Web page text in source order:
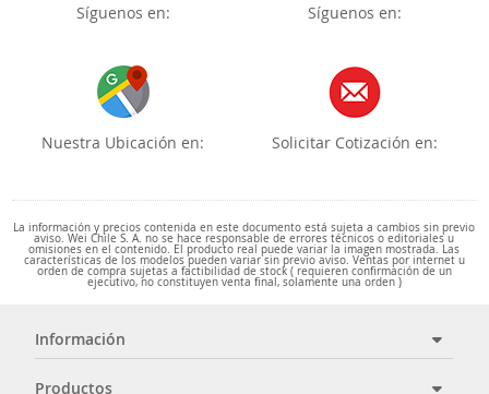
Síguenos en: Síguenos en:
Nuestra Ubicación en: Solicitar Cotización en:
La información y precios contenida en este documento está sujeta a cambios sin previo
aviso. Wei Chile S. A. no se hace responsable de errores técnicos o editoriales u
omisiones en el contenido. El producto real puede variar la imagen mostrada. Las
características de los modelos pueden variar sin previo aviso. Ventas por internet u
orden de compra sujetas a factibilidad de stock ( requieren confirmación de un
ejecutivo, no constituyen venta final, solamente una orden )
Información
Productos